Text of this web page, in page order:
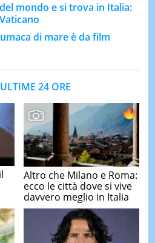
mondo e si trova in Italia:
di mare è da film
24 ORE
Altro che Milano e Roma:
ecco le città dove si vive
davvero meglio in Italia